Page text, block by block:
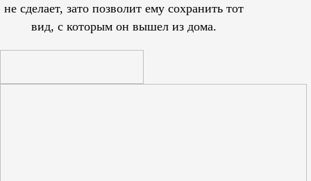
не сделает, зато позволит ему сохранить тот
вид, с которым он вышел из дома.